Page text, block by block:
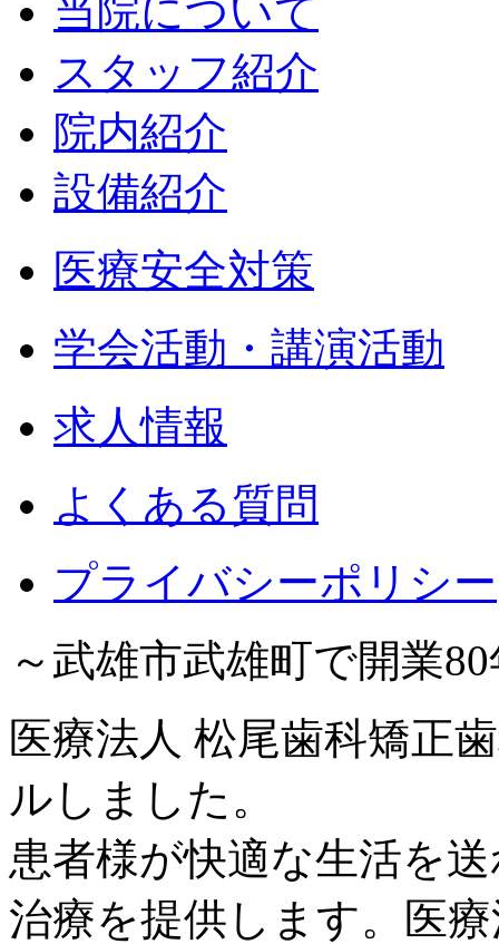
当院について
スタッフ紹介
院内紹介
設備紹介
医療安全対策
学会活動・講演活動
求人情報
よくある質問
プライバシーポリシー
～武雄市武雄町で開業
医療法人 松尾歯科矯正
ルしました。
患者様が快適な生活を
治療を提供します。医